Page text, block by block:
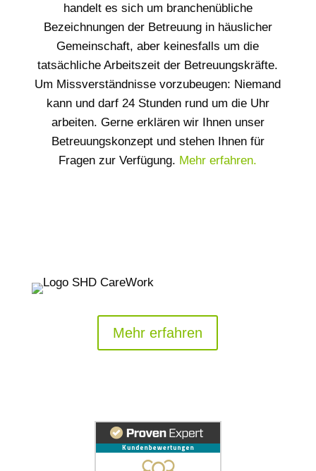
handelt es sich um branchenübliche
Bezeichnungen der Betreuung in häuslicher
Gemeinschaft, aber keinesfalls um die
tatsächliche Arbeitszeit der Betreuungskräfte.
Um Missverständnisse vorzubeugen: Niemand
kann und darf 24 Stunden rund um die Uhr
arbeiten. Gerne erklären wir Ihnen unser
Betreuungskonzept und stehen Ihnen für
Fragen zur Verfügung. Mehr erfahren.
Mehr erfahren